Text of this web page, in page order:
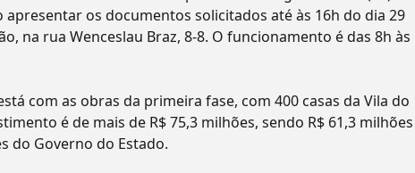
os documentos solicitados até às 16h do dia 29
na rua Wenceslau Braz, 8-8. O funcionamento é das 8h às
com as obras da primeira fase, com 400 casas da Vila do
é de mais de R$ 75,3 milhões, sendo R$ 61,3 milhões
do Governo do Estado.